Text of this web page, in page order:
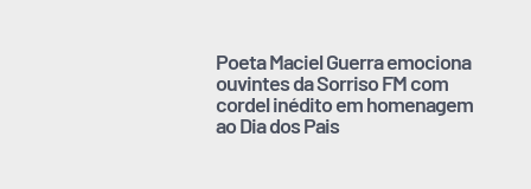
Poeta Maciel Guerra emociona
ouvintes da Sorriso FM com
cordel inédito em homenagem
ao Dia dos Pais